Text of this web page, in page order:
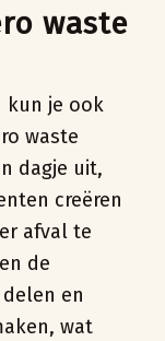
waste
kun je ook
waste
dagje uit,
creëren
afval te
de
en
wat